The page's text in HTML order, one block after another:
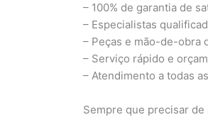
– 100% de garantia de
– Especialistas
– Peças e mão-de-obra
– Serviço rápido e
– Atendimento a todas
Sempre que precisar de